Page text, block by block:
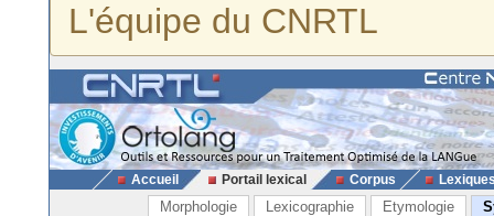
L'équipe du CNRTL
Accueil Portail lexical Corpus
Morphologie Lexicographie Etymologie